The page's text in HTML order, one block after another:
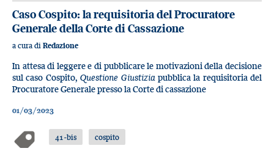
Caso Cospito: la requisitoria del Procuratore
Generale della Corte di Cassazione
a cura di Redazione
In attesa di leggere e di pubblicare le motivazioni della decisione
sul caso Cospito,Questione Giustizia pubblica la requisitoria del
Procuratore Generale presso la Corte di cassazione
01/03/2023
41-bis cospito